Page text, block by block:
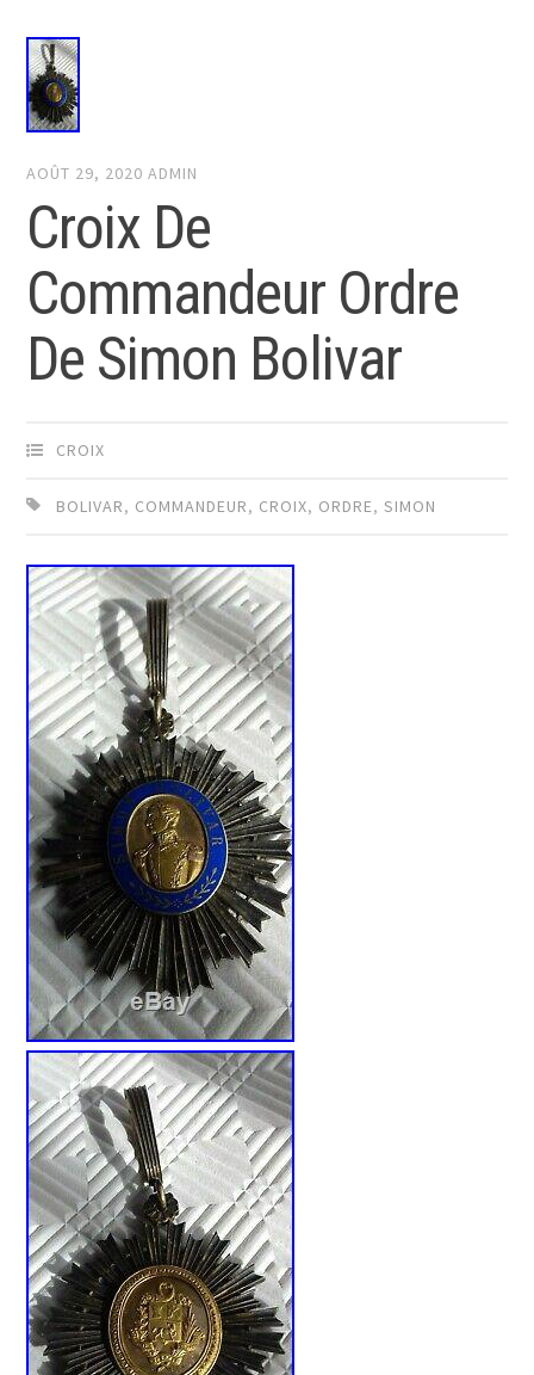
AOÛT 29, 2020 ADMIN
Croix De
Commandeur Ordre
De Simon Bolivar
CROIX
BOLIVAR, COMMANDEUR, CROIX, ORDRE,SIMON